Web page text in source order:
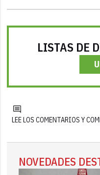
LISTAS DE
LEE LOS COMENTARIOS Y
NOVEDADES